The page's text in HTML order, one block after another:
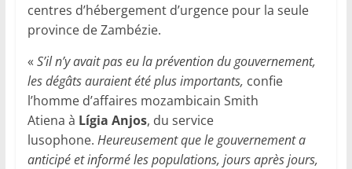
centres d’hébergement d’urgence pour la seule
province de Zambézie.
« S’il n’y avait pas eu la prévention du gouvernement,
les dégâts auraient été plus importants, confie
l’homme d’affaires mozambicain Smith
Atiena à Lígia Anjos, du service
lusophone. Heureusement que le gouvernement a
anticipé et informé les populations, jours après jours,